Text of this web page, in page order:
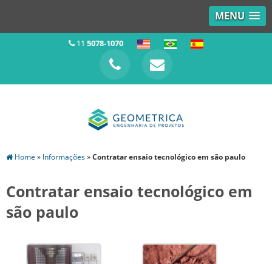
MENU
11 5078-1070
Home » Informações»Contratar ensaio tecnológico em são paulo
Contratar ensaio tecnológico em
são paulo